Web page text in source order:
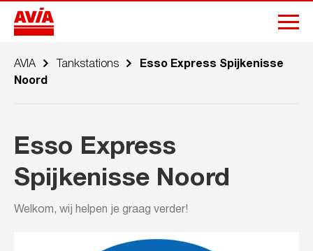
AVIA Tankstations
Esso Express Spijkenisse
Noord
Esso Express
Spijkenisse Noord
Welkom, wij helpen je graag verder!